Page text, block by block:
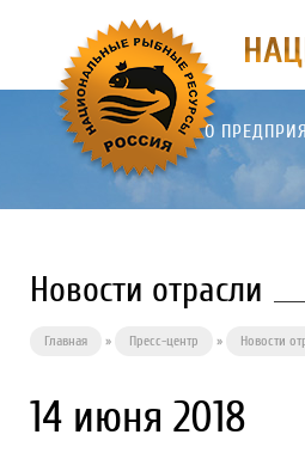
О
Новости отрасли
Главная » Пресс-центр » Новости
14 июня 2018